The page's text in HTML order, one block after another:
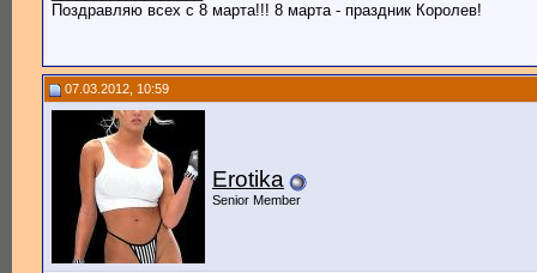
Поздравляю всех с 8 марта!!! 8 марта - праздник Королев!
07.03.2012, 10:59
Erotika
Senior Member